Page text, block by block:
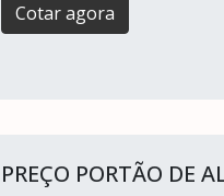
Cotar agora
PREÇO PORTÃO DE